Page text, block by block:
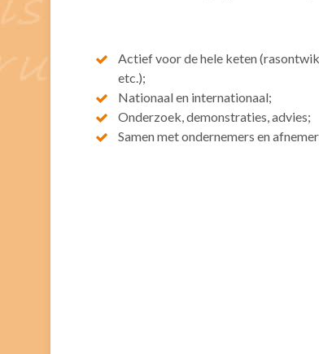
Actief voor de hele keten
etc.);
Nationaal en internationaal;
Onderzoek, demonstraties, advies;
Samen met ondernemers en